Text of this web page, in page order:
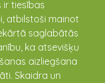
ir tiesības
atbilstoši mainot
saglabātās
ka atsevišķu
aizliegšana
Skaidra un